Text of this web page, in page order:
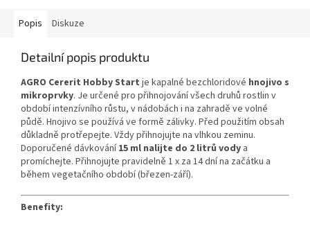
Popis Diskuze
Detailní popis produktu
AGRO Cererit Hobby Start je kapalné bezchloridové hnojivo s
mikroprvky. Je určené pro přihnojování všech druhů rostlin v
období intenzívního růstu, v nádobách i na zahradě ve volné
půdě. Hnojivo se používá ve formě zálivky. Před použitím obsah
důkladně protřepejte. Vždy přihnojujte na vlhkou zeminu.
Doporučené dávkování15 ml nalijte do 2 litrů vody a
promíchejte. Přihnojujte pravidelně 1 x za 14 dní na začátku a
během vegetačního období (březen-září).
Benefity: